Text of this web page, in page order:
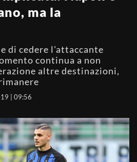
ma la
di cedere l'attaccante
continua a non
altre destinazioni,
| 09:56